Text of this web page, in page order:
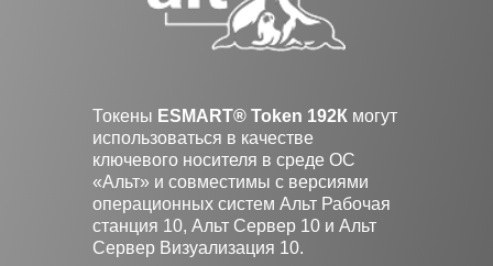
Токены ESMART® Token 192К могут
использоваться в качестве
ключевого носителя в среде ОС
«Альт» и совместимы с версиями
операционных систем Альт Рабочая
станция 10, Альт Сервер 10 и Альт
Сервер Визуализация 10.